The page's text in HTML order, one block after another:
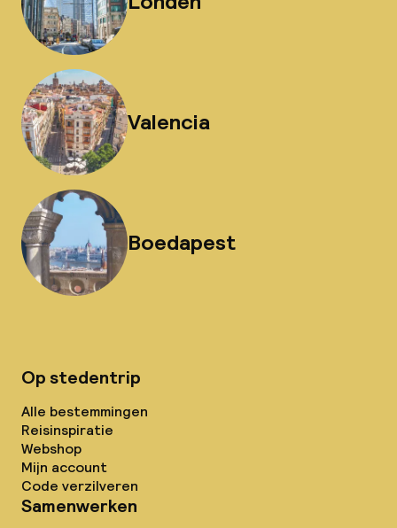
Valencia
Boedapest
Op stedentrip
Alle bestemmingen
Reisinspiratie
Webshop
Mijn account
Code verzilveren
Samenwerken